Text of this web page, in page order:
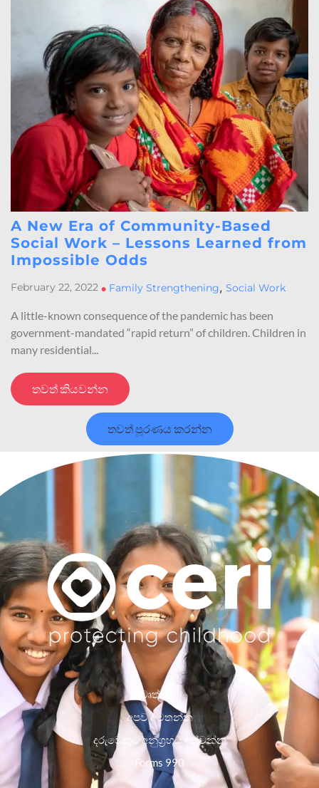
A New Era of Community-Based
Social Work – Lessons Learned from
Impossible Odds
February 22, 2022 • Family Strengthening, Social Work
A little-known consequence of the pandemic has been
government-mandated “rapid return” of children. Children in
many residential...
තවත් කියවන්න
තවත් පූරණය කරන්න
වෘත්තීන්
අපව අමතන්න
දරුවෙකුට අනුග්‍රහය දක්වන්න
Forms 990